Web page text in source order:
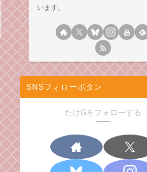
います。
SNSフォローボタン
たけGをフォローする